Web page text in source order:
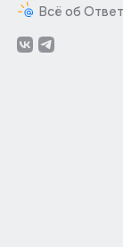
Всё об